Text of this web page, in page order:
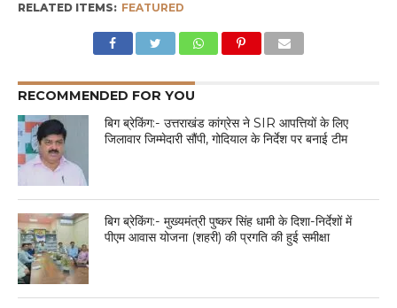
RELATED ITEMS: FEATURED
RECOMMENDED FOR YOU
बिग ब्रेकिंग:- उत्तराखंड कांग्रेस ने SIR आपत्तियों के लिए
जिलावार जिम्मेदारी सौंपी, गोदियाल के निर्देश पर बनाई टीम
बिग ब्रेकिंग:- मुख्यमंत्री पुष्कर सिंह धामी के दिशा-निर्देशों में
पीएम आवास योजना (शहरी) की प्रगति की हुई समीक्षा